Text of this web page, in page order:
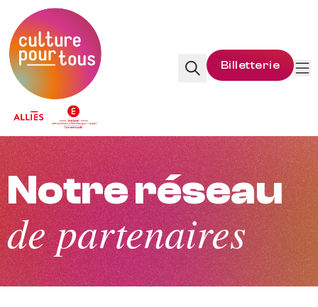
Accueil
RechercherBilletterie
Notre réseau
de partenaires